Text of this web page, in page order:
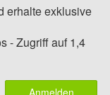
erhalte exklusive
- Zugriff auf 1,4